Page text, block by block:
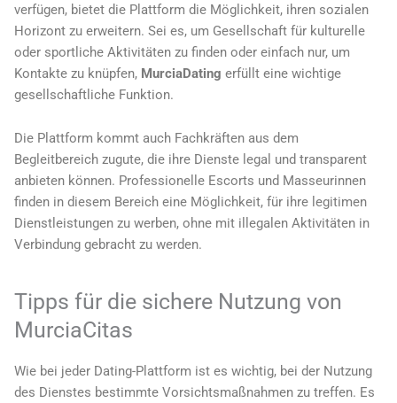
verfügen, bietet die Plattform die Möglichkeit, ihren sozialen
Horizont zu erweitern. Sei es, um Gesellschaft für kulturelle
oder sportliche Aktivitäten zu finden oder einfach nur, um
Kontakte zu knüpfen, MurciaDating erfüllt eine wichtige
gesellschaftliche Funktion.
Die Plattform kommt auch Fachkräften aus dem
Begleitbereich zugute, die ihre Dienste legal und transparent
anbieten können. Professionelle Escorts und Masseurinnen
finden in diesem Bereich eine Möglichkeit, für ihre legitimen
Dienstleistungen zu werben, ohne mit illegalen Aktivitäten in
Verbindung gebracht zu werden.
Tipps für die sichere Nutzung von
MurciaCitas
Wie bei jeder Dating-Plattform ist es wichtig, bei der Nutzung
des Dienstes bestimmte Vorsichtsmaßnahmen zu treffen. Es